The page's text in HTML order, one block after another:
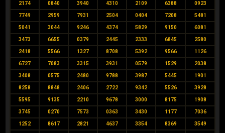
2174 0840 3940 4310 2109 6388 0923
7749 2959 7931 2504 0404 7208 5481
5041 3044 9246 4374 5829 9150 6081
3473 6655 0379 2445 2333 6845 2580
2418 5566 1327 8708 5392 9566 1126
6727 7083 3315 3931 0579 1529 2038
3408 0575 2480 9788 3987 5445 1901
8258 8848 2406 2722 9342 5526 3928
5595 9135 2210 9678 3000 8175 1908
3745 0270 7573 0363 3430 1177 7036
1252 8617 2821 4637 3354 8369 3549